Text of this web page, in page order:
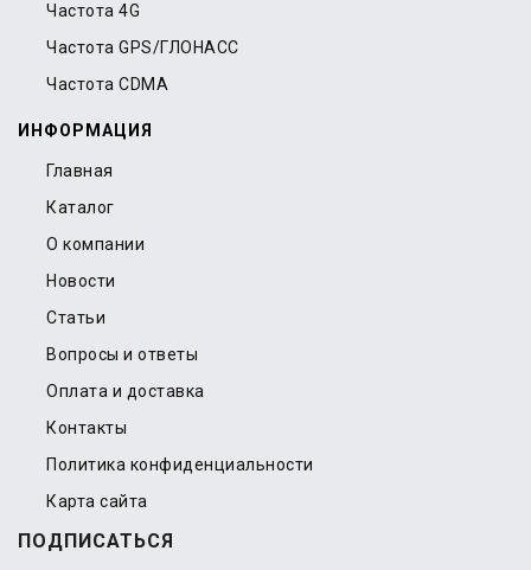
Частота 4G
Частота GPS/ГЛОНАСС
Частота CDMA
ИНФОРМАЦИЯ
Главная
Каталог
О компании
Новости
Статьи
Вопросы и ответы
Оплата и доставка
Контакты
Политика конфиденциальности
Карта сайта
ПОДПИСАТЬСЯ